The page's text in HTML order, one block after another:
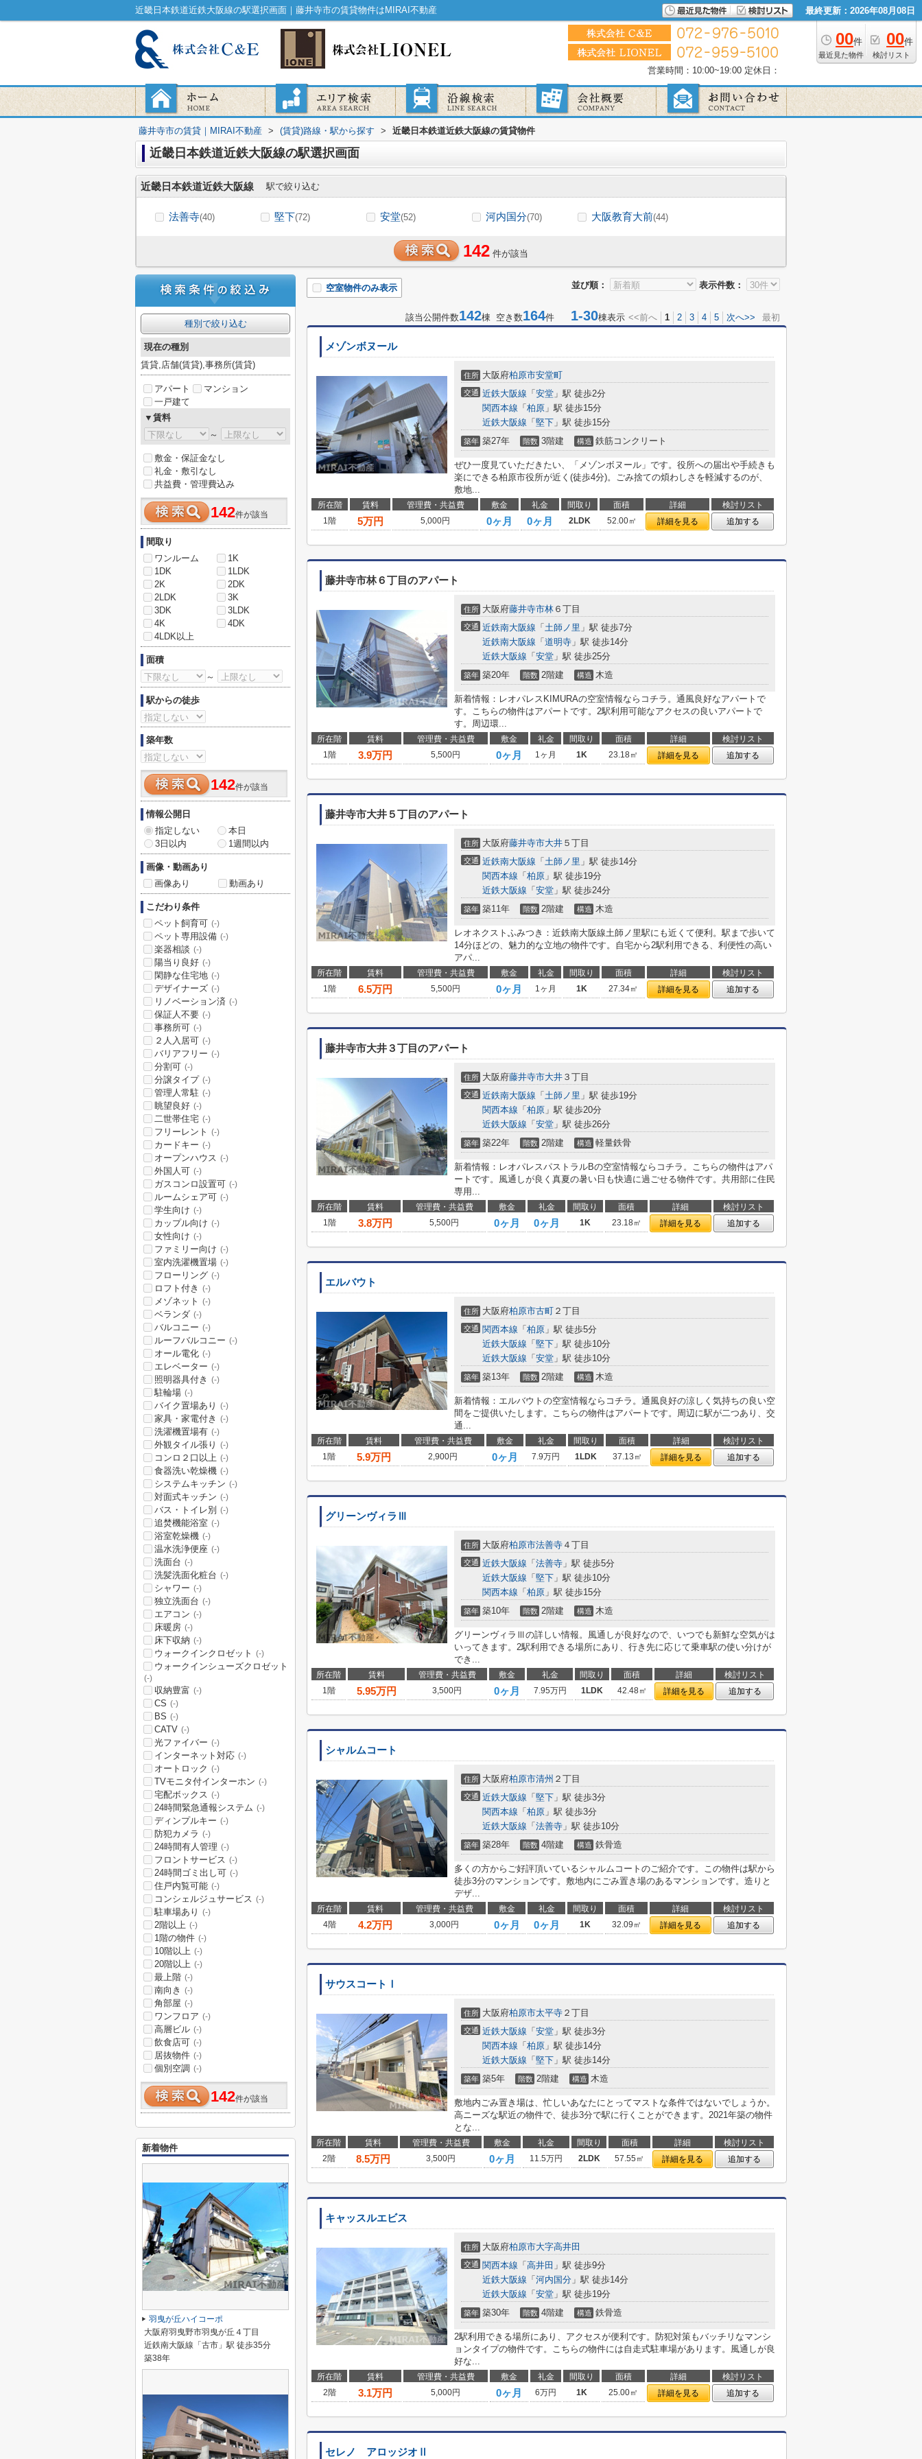
近畿日本鉄道近鉄大阪線の駅選択画面｜藤井寺市の賃貸物件はMIRAI不動産 最終更新：2026年08月08日
00件
最近見た物件
00件
検討リスト
営業時間：10:00~19:00 定休日：
藤井寺市の賃貸｜MIRAI不動産 > (賃貸)路線・駅から探す > 近畿日本鉄道近鉄大阪線の賃貸物件
近畿日本鉄道近鉄大阪線の駅選択画面
近畿日本鉄道近鉄大阪線 駅で絞り込む
法善寺(40) 堅下(72) 安堂(52) 河内国分(70) 大阪教育大前(44)
142 件が該当
並び順： 表示件数：
空室物件のみ表示
該当公開件数142棟 空き数164件 1-30棟表示 <<前へ 1 2 3 4 5 次へ>> 最初
メゾンボヌール
住所 大阪府柏原市安堂町
交通 近鉄大阪線 「 安堂 」駅 徒歩2分
関西本線 「 柏原 」駅 徒歩15分
近鉄大阪線 「 堅下 」駅 徒歩15分
築年 築27年 階数 3階建 構造 鉄筋コンクリート
ぜひ一度見ていただきたい、「メゾンボヌール」です。役所への届出や手続きも
楽にできる柏原市役所が近く(徒歩4分)。ごみ捨ての煩わしさを軽減するのが、
敷地...
所在階 賃料 管理費・共益費 敷金 礼金 間取り 面積 詳細
検討リスト
1階
5万円 5,000円 0ヶ月 0ヶ月 2LDK 52.00㎡ 詳細を見る 追加する
藤井寺市林６丁目のアパート
住所 大阪府藤井寺市林 ６丁目
交通 近鉄南大阪線 「 土師ノ里 」駅 徒歩7分
近鉄南大阪線 「 道明寺 」駅 徒歩14分
近鉄大阪線 「 安堂 」駅 徒歩25分
築年 築20年 階数 2階建 構造 木造
新着情報：レオパレスKIMURAの空室情報ならコチラ。通風良好なアパートで
す。こちらの物件はアパートです。2駅利用可能なアクセスの良いアパートで
す。周辺環...
所在階 賃料 管理費・共益費 敷金 礼金 間取り 面積 詳細
検討リスト
1階
3.9万円 5,500円 0ヶ月 1ヶ月 1K 23.18㎡ 詳細を見る 追加する
藤井寺市大井５丁目のアパート
住所 大阪府藤井寺市大井 ５丁目
交通 近鉄南大阪線 「 土師ノ里 」駅 徒歩14分
関西本線 「 柏原 」駅 徒歩19分
近鉄大阪線 「 安堂 」駅 徒歩24分
築年 築11年 階数 2階建 構造 木造
レオネクストふみつき：近鉄南大阪線土師ノ里駅にも近くて便利。駅まで歩いて
14分ほどの、魅力的な立地の物件です。自宅から2駅利用できる、利便性の高い
アパ...
所在階 賃料 管理費・共益費 敷金 礼金 間取り 面積 詳細
検討リスト
1階
6.5万円 5,500円 0ヶ月 1ヶ月 1K 27.34㎡ 詳細を見る 追加する
藤井寺市大井３丁目のアパート
住所 大阪府藤井寺市大井 ３丁目
交通 近鉄南大阪線 「 土師ノ里 」駅 徒歩19分
関西本線 「 柏原 」駅 徒歩20分
近鉄大阪線 「 安堂 」駅 徒歩26分
築年 築22年 階数 2階建 構造 軽量鉄骨
新着情報：レオパレスパストラルBの空室情報ならコチラ。こちらの物件はアパ
ートです。風通しが良く真夏の暑い日も快適に過ごせる物件です。共用部に住民
専用...
所在階 賃料 管理費・共益費 敷金 礼金 間取り 面積 詳細
検討リスト
1階
3.8万円 5,500円 0ヶ月 0ヶ月 1K 23.18㎡ 詳細を見る 追加する
エルバウト
住所 大阪府柏原市古町 ２丁目
交通 関西本線 「 柏原 」駅 徒歩5分
近鉄大阪線 「 堅下 」駅 徒歩10分
近鉄大阪線 「 安堂 」駅 徒歩10分
築年 築13年 階数 2階建 構造 木造
新着情報：エルバウトの空室情報ならコチラ。通風良好の涼しく気持ちの良い空
間をご提供いたします。こちらの物件はアパートです。周辺に駅が二つあり、交
通...
所在階 賃料 管理費・共益費 敷金 礼金 間取り 面積 詳細
検討リスト
1階
5.9万円 2,900円 0ヶ月 7.9万円 1LDK 37.13㎡ 詳細を見る 追加する
グリーンヴィラⅢ
住所 大阪府柏原市法善寺 ４丁目
交通 近鉄大阪線 「 法善寺 」駅 徒歩5分
近鉄大阪線 「 堅下 」駅 徒歩10分
関西本線 「 柏原 」駅 徒歩15分
築年 築10年 階数 2階建 構造 木造
グリーンヴィラⅢの詳しい情報。風通しが良好なので、いつでも新鮮な空気がは
いってきます。2駅利用できる場所にあり、行き先に応じて乗車駅の使い分けが
でき...
所在階 賃料 管理費・共益費 敷金 礼金 間取り 面積 詳細
検討リスト
1階
5.95万円 3,500円 0ヶ月 7.95万円 1LDK 42.48㎡ 詳細を見る 追加する
シャルムコート
住所 大阪府柏原市清州 ２丁目
交通 近鉄大阪線 「 堅下 」駅 徒歩3分
関西本線 「 柏原 」駅 徒歩3分
近鉄大阪線 「 法善寺 」駅 徒歩10分
築年 築28年 階数 4階建 構造 鉄骨造
多くの方からご好評頂いているシャルムコートのご紹介です。この物件は駅から
徒歩3分のマンションです。敷地内にごみ置き場のあるマンションです。造りと
デザ...
所在階 賃料 管理費・共益費 敷金 礼金 間取り 面積 詳細
検討リスト
4階
4.2万円 3,000円 0ヶ月 0ヶ月 1K 32.09㎡ 詳細を見る 追加する
サウスコートⅠ
住所 大阪府柏原市太平寺 ２丁目
交通 近鉄大阪線 「 安堂 」駅 徒歩3分
関西本線 「 柏原 」駅 徒歩14分
近鉄大阪線 「 堅下 」駅 徒歩14分
築年 築5年 階数 2階建 構造 木造
敷地内ごみ置き場は、忙しいあなたにとってマストな条件ではないでしょうか。
高ニーズな駅近の物件で、徒歩3分で駅に行くことができます。2021年築の物件
とな...
所在階 賃料 管理費・共益費 敷金 礼金 間取り 面積 詳細
検討リスト
2階
8.5万円 3,500円 0ヶ月 11.5万円 2LDK 57.55㎡ 詳細を見る 追加する
キャッスルエビス
住所 大阪府柏原市大字高井田
交通 関西本線 「 高井田 」駅 徒歩9分
近鉄大阪線 「 河内国分 」駅 徒歩14分
近鉄大阪線 「 安堂 」駅 徒歩19分
築年 築30年 階数 4階建 構造 鉄骨造
2駅利用できる場所にあり、アクセスが便利です。防犯対策もバッチリなマンシ
ョンタイプの物件です。こちらの物件には自走式駐車場があります。風通しが良
好な...
所在階 賃料 管理費・共益費 敷金 礼金 間取り 面積 詳細
検討リスト
2階
3.1万円 5,000円 0ヶ月 6万円 1K 25.00㎡ 詳細を見る 追加する
セレノ アロッジオⅡ
種別で絞り込む
現在の種別
賃貸,店舗(賃貸),事務所(賃貸)
アパート
マンション
一戸建て
▼賃料
～
敷金・保証金なし
礼金・敷引なし
共益費・管理費込み
142件が該当
間取り
ワンルーム
1K
1DK
1LDK
2K
2DK
2LDK
3K
3DK
3LDK
4K
4DK
4LDK以上
面積
～
駅からの徒歩
築年数
142件が該当
情報公開日
指定しない
本日
3日以内
1週間以内
画像・動画あり
画像あり
動画あり
こだわり条件
ペット飼育可 (-)
ペット専用設備 (-)
楽器相談 (-)
陽当り良好 (-)
閑静な住宅地 (-)
デザイナーズ (-)
リノベーション済 (-)
保証人不要 (-)
事務所可 (-)
２人入居可 (-)
バリアフリー (-)
分割可 (-)
分譲タイプ (-)
管理人常駐 (-)
眺望良好 (-)
二世帯住宅 (-)
フリーレント (-)
カードキー (-)
オープンハウス (-)
外国人可 (-)
ガスコンロ設置可 (-)
ルームシェア可 (-)
学生向け (-)
カップル向け (-)
女性向け (-)
ファミリー向け (-)
室内洗濯機置場 (-)
フローリング (-)
ロフト付き (-)
メゾネット (-)
ベランダ (-)
バルコニー (-)
ルーフバルコニー (-)
オール電化 (-)
エレベーター (-)
照明器具付き (-)
駐輪場 (-)
バイク置場あり (-)
家具・家電付き (-)
洗濯機置場有 (-)
外観タイル張り (-)
コンロ２口以上 (-)
食器洗い乾燥機 (-)
システムキッチン (-)
対面式キッチン (-)
バス・トイレ別 (-)
追焚機能浴室 (-)
浴室乾燥機 (-)
温水洗浄便座 (-)
洗面台 (-)
洗髪洗面化粧台 (-)
シャワー (-)
独立洗面台 (-)
エアコン (-)
床暖房 (-)
床下収納 (-)
ウォークインクロゼット (-)
ウォークインシューズクロゼット
(-)
収納豊富 (-)
CS (-)
BS (-)
CATV (-)
光ファイバー (-)
インターネット対応 (-)
オートロック (-)
TVモニタ付インターホン (-)
宅配ボックス (-)
24時間緊急通報システム (-)
ディンプルキー (-)
防犯カメラ (-)
24時間有人管理 (-)
フロントサービス (-)
24時間ゴミ出し可 (-)
住戸内覧可能 (-)
コンシェルジュサービス (-)
駐車場あり (-)
2階以上 (-)
1階の物件 (-)
10階以上 (-)
20階以上 (-)
最上階 (-)
南向き (-)
角部屋 (-)
ワンフロア (-)
高層ビル (-)
飲食店可 (-)
居抜物件 (-)
個別空調 (-)
142件が該当
新着物件
羽曳が丘ハイコーポ
大阪府羽曳野市羽曳が丘４丁目
近鉄南大阪線「古市」駅 徒歩35分
築38年